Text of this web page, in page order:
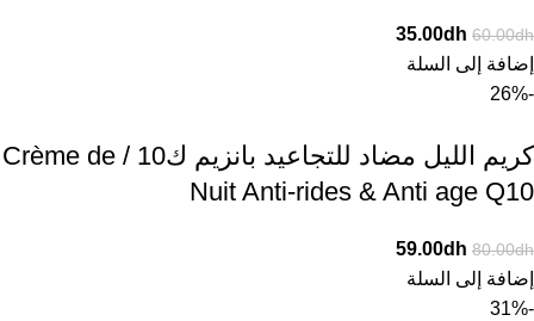
60.00dh
35.00dh
إضافة إلى السلة
-26%
كريم الليل مضاد للتجاعيد بانزيم ك10 / Crème de
Nuit Anti-rides & Anti age Q10
80.00dh
59.00dh
إضافة إلى السلة
-31%